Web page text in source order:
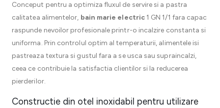
Conceput pentru a optimiza fluxul de servire si a pastra
calitatea alimentelor, bain marie electric1 GN 1/1 fara capac
raspunde nevoilor profesionale printr-o incalzire constanta si
uniforma. Prin controlul optim al temperaturii, alimentele isi
pastreaza textura si gustul fara a se usca sau supraincalzi,
ceea ce contribuie la satisfactia clientilor si la reducerea
pierderilor.
Constructie din otel inoxidabil pentru utilizare